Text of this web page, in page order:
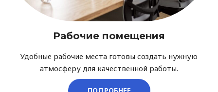
Рабочие помещения
Удобные рабочие места готовы создать нужную
атмосферу для качественной работы.